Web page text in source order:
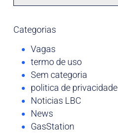
Categorias
Vagas
termo de uso
Sem categoria
politica de privacidade
Noticias LBC
News
GasStation